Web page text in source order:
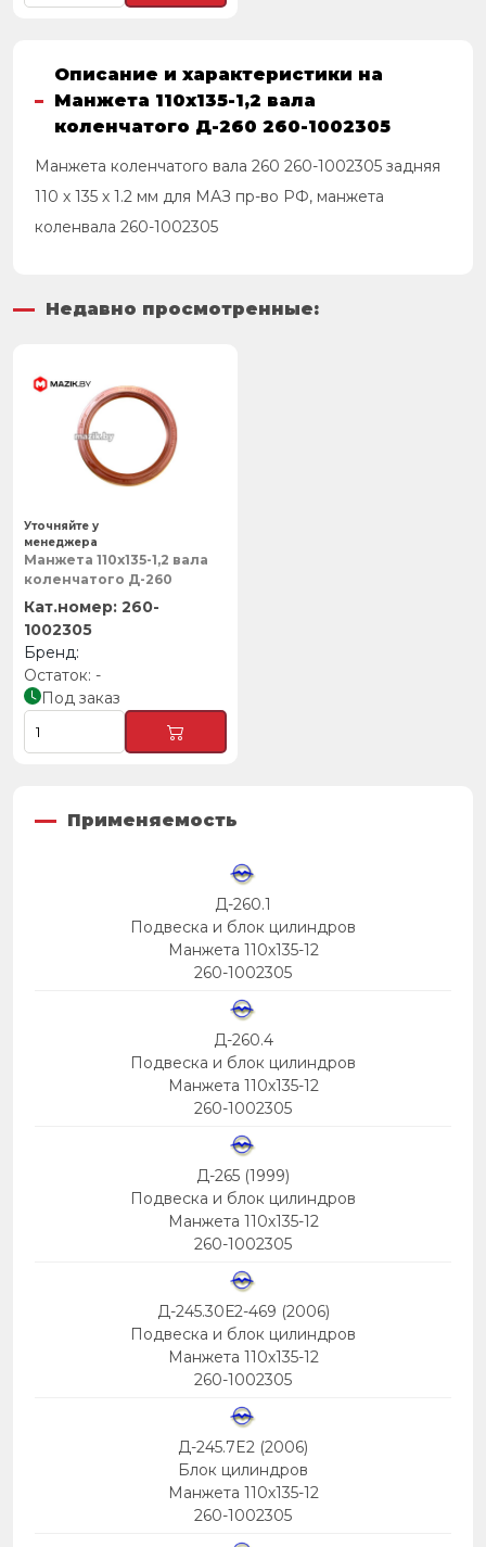
Описание и характеристики на
Манжета 110х135-1,2 вала
коленчатого Д-260 260-1002305
Манжета коленчатого вала 260 260-1002305 задняя
110 х 135 х 1.2 мм для МАЗ пр-во РФ, манжета
коленвала 260-1002305
Недавно просмотренные:
Манжета 110х135-1,2 вала
коленчатого Д-260
260-
1002305
-
Под заказ
Уточняйте у
менеджера
Применяемость
Д-260.1
Подвеска и блок цилиндров
Манжета 110х135-12
260-1002305
Д-260.4
Подвеска и блок цилиндров
Манжета 110х135-12
260-1002305
Д-265 (1999)
Подвеска и блок цилиндров
Манжета 110х135-12
260-1002305
Д-245.30Е2-469 (2006)
Подвеска и блок цилиндров
Манжета 110х135-12
260-1002305
Д-245.7E2 (2006)
Блок цилиндров
Манжета 110х135-12
260-1002305